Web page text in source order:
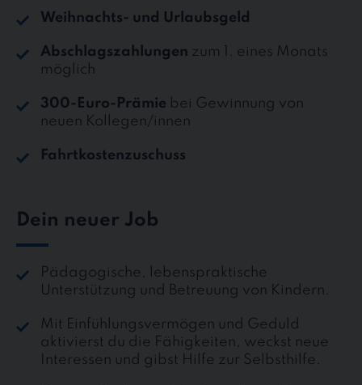
Weihnachts- und Urlaubsgeld
Abschlagszahlungen zum 1. eines Monats
möglich
300-Euro-Prämie bei Gewinnung von
neuen Kollegen/innen
Fahrtkostenzuschuss
Dein neuer Job
Pädagogische, lebenspraktische
Unterstützung und Betreuung von Kindern.
Mit Einfühlungsvermögen und Geduld
aktivierst du die Fähigkeiten, weckst neue
Interessen und gibst Hilfe zur Selbsthilfe.